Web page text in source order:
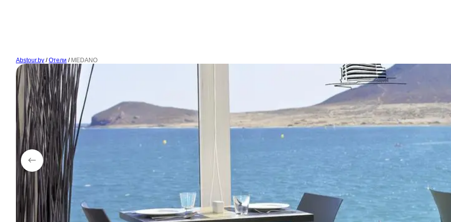
Abstour.by / Отели / MEDANO